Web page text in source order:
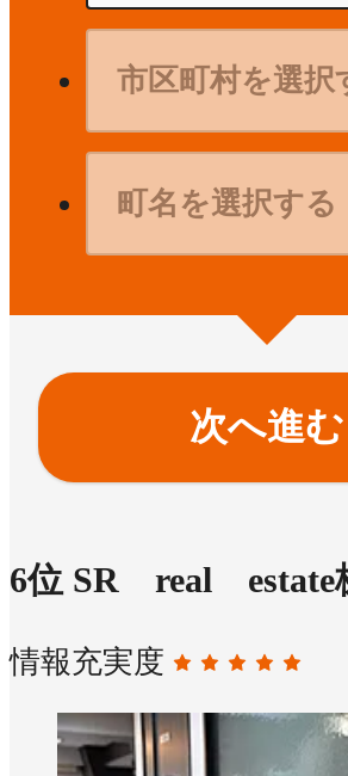
次へ進む
6位 SR real estate
情報充実度